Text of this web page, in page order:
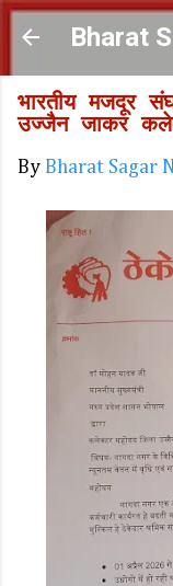
Bharat
भारतीय मजदूर
उज्जैन जाकर
By Bharat Sagar